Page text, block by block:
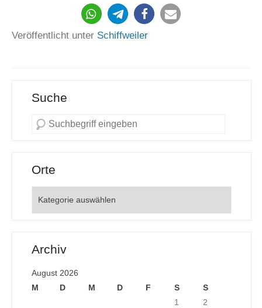
267
Veröffentlicht unter Schiffweiler
Suche
Orte
Archiv
August 2026
M
D M D F S
S
1
2